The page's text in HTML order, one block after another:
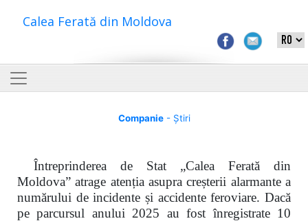
Calea Ferată din Moldova
Companie- Știri
Întreprinderea de Stat „Calea Ferată din
Moldova” atrage atenția asupra creșterii alarmante a
numărului de incidente și accidente feroviare. Dacă
pe parcursul anului 2025 au fost înregistrate 10